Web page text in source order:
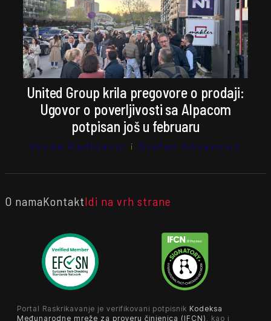
United Group krila pregovore o prodaji:
Ugovor o poverljivosti sa Alpacom
potpisan još u februaru
Vesna Radojević i Stefan Kosanović
O namaKontaktIdi na vrh strane
Portal Raskrikavanje je verifikovani potpisnik Kodeksa
Međunarodne mreže za proveru činjenica (IFCN) , kao i